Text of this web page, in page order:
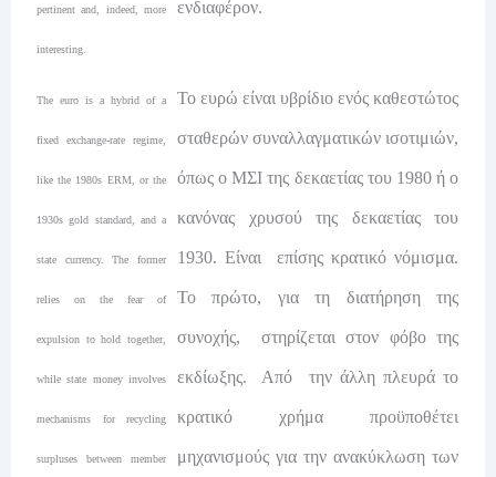
pertinent and, indeed, more
interesting.
ενδιαφέρον.
The euro is a hybrid of a
fixed exchange-rate regime,
like the 1980s ERM, or the
1930s gold standard, and a
state currency. The former
relies on the fear of
expulsion to hold together,
while state money involves
mechanisms for recycling
surpluses between member
Το ευρώ είναι υβρίδιο ενός καθεστώτος
σταθερών συναλλαγματικών ισοτιμιών,
όπως ο ΜΣΙ της δεκαετίας του 1980 ή ο
κανόνας χρυσού της δεκαετίας του
1930. Είναι επίσης κρατικό νόμισμα.
Το πρώτο, για τη διατήρηση της
συνοχής, στηρίζεται στον φόβο της
εκδίωξης. Από την άλλη πλευρά το
κρατικό χρήμα προϋποθέτει
μηχανισμούς για την ανακύκλωση των